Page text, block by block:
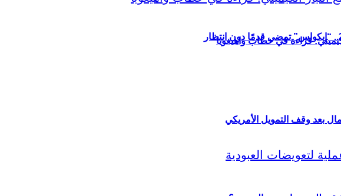
قراءة في خطاب واهيغويا
بعد وقف التمويل الأمريكي